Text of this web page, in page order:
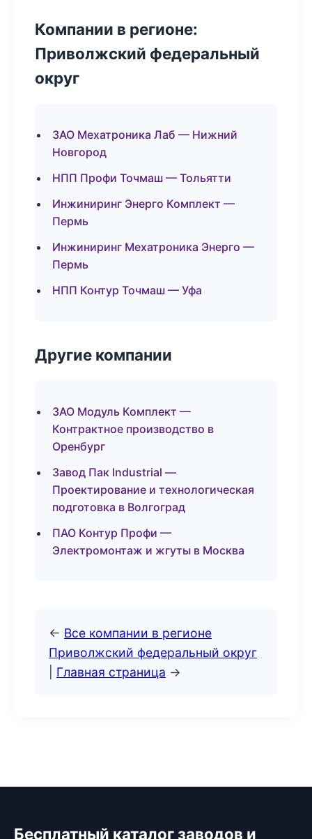
Компании в регионе:
Приволжский федеральный
округ
ЗАО Мехатроника Лаб — Нижний
Новгород
НПП Профи Точмаш — Тольятти
Инжиниринг Энерго Комплект —
Пермь
Инжиниринг Мехатроника Энерго —
Пермь
НПП Контур Точмаш — Уфа
Другие компании
ЗАО Модуль Комплект —
Контрактное производство в
Оренбург
Завод Пак Industrial —
Проектирование и технологическая
подготовка в Волгоград
ПАО Контур Профи —
Электромонтаж и жгуты в Москва
← Все компании в регионе
Приволжский федеральный округ
Главная страница →
Бесплатный каталог заводов и